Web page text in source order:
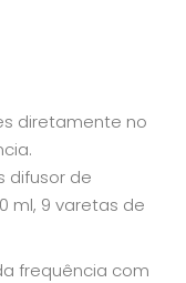
diretamente no
difusor de
ml, 9 varetas de
frequência com